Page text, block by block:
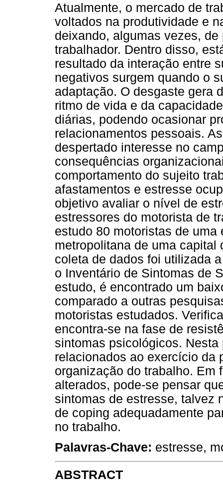
Atualmente, o mercado de
voltados na produtividade e
deixando, algumas vezes,
trabalhador. Dentro disso,
resultado da interação entre
negativos surgem quando o
adaptação. O desgaste gera
ritmo de vida e da
diárias, podendo ocasionar
relacionamentos pessoais.
despertado interesse no
consequências
comportamento do sujeito
afastamentos e estresse
objetivo avaliar o nível de
estressores do motorista de
estudo 80 motoristas de
metropolitana de uma
coleta de dados foi utilizada
o Inventário de Sintomas de
estudo, é encontrado um
comparado a outras
motoristas estudados.
encontra-se na fase de
sintomas psicológicos.
relacionados ao exercício da
organização do trabalho. Em
alterados, pode-se pensar
sintomas de estresse, talvez
de coping adequadamente
no trabalho.
Palavras-Chave: estresse,
ABSTRACT